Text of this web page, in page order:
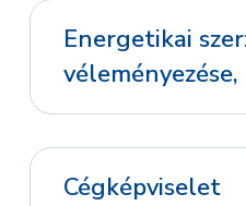
Energetikai
Cégképviselet